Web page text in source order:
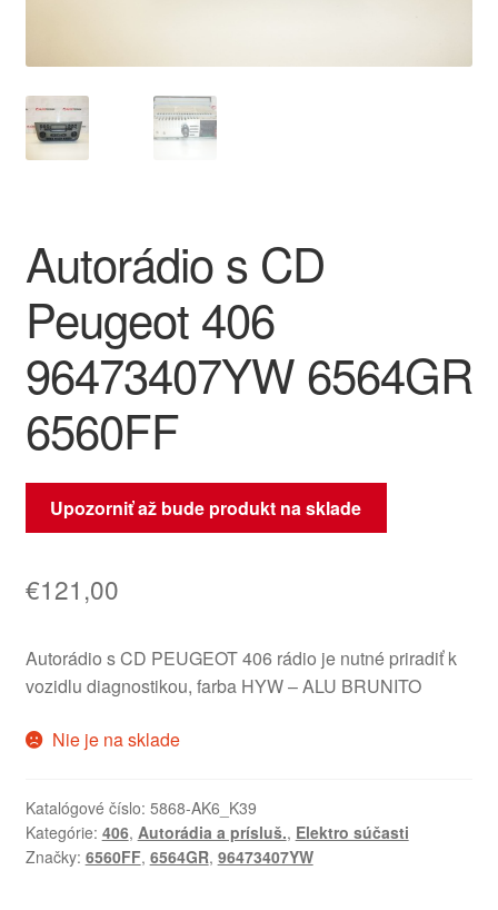
Platby
Reklamace
Reklamačný poriadok
Autorádio s CD
Peugeot 406
96473407YW 6564GR
6560FF
Upozorniť až bude produkt na sklade
€121,00
Autorádio s CD PEUGEOT 406 rádio je nutné priradiť k
vozidlu diagnostikou, farba HYW – ALU BRUNITO
Nie je na sklade
Katalógové číslo: 5868-AK6_K39
Kategórie: 406, Autorádia a prísluš., Elektro súčasti
Značky: 6560FF, 6564GR, 96473407YW